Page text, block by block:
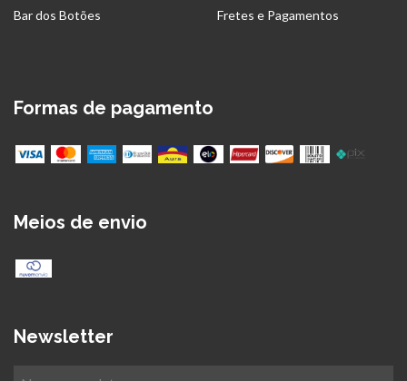
Bar dos Botões Fretes e Pagamentos
Formas de pagamento
Meios de envio
Newsletter